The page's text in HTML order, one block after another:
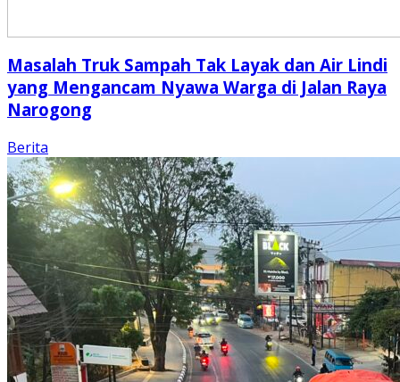
Masalah Truk Sampah Tak Layak dan Air Lindi
yang Mengancam Nyawa Warga di Jalan Raya
Narogong
Berita